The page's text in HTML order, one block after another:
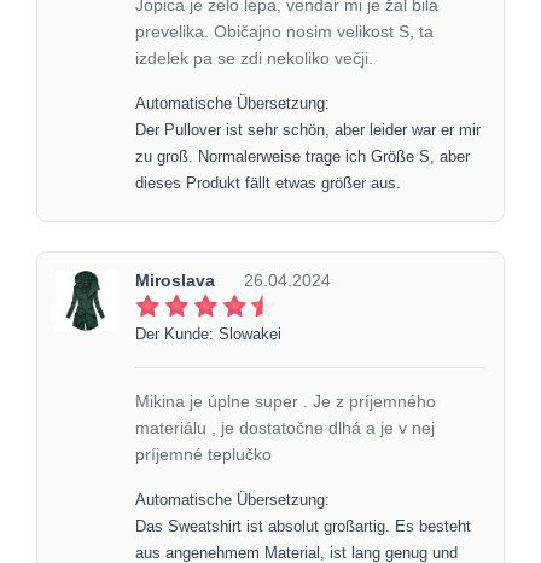
Jopica je zelo lepa, vendar mi je žal bila
prevelika. Običajno nosim velikost S, ta
izdelek pa se zdi nekoliko večji.
Automatische Übersetzung:
Der Pullover ist sehr schön, aber leider war er mir
zu groß. Normalerweise trage ich Größe S, aber
dieses Produkt fällt etwas größer aus.
Miroslava 26.04.2024
Der Kunde: Slowakei
Mikina je úplne super . Je z príjemného
materiálu , je dostatočne dlhá a je v nej
príjemné teplučko
Automatische Übersetzung:
Das Sweatshirt ist absolut großartig. Es besteht
aus angenehmem Material, ist lang genug und